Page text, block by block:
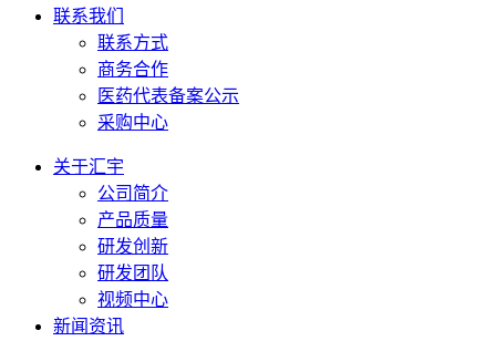
联系我们
联系方式
商务合作
医药代表备案公示
采购中心
关于汇宇
公司简介
产品质量
研发创新
研发团队
视频中心
新闻资讯